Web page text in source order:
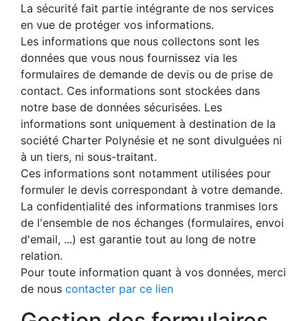
La sécurité fait partie intégrante de nos services
en vue de protéger vos informations.
Les informations que nous collectons sont les
données que vous nous fournissez via les
formulaires de demande de devis ou de prise de
contact. Ces informations sont stockées dans
notre base de données sécurisées. Les
informations sont uniquement à destination de la
société Charter Polynésie et ne sont divulguées ni
à un tiers, ni sous-traitant.
Ces informations sont notamment utilisées pour
formuler le devis correspondant à votre demande.
La confidentialité des informations tranmises lors
de l'ensemble de nos échanges (formulaires, envoi
d'email, ...) est garantie tout au long de notre
relation.
Pour toute information quant à vos données, merci
de nous contacter par ce lien